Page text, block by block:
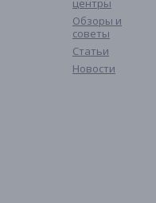
центры
Обзоры и
советы
Статьи
Новости